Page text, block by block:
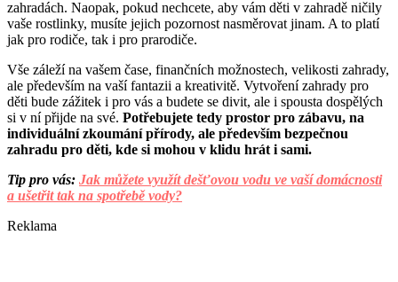
zahradách. Naopak, pokud nechcete, aby vám děti v zahradě ničily
vaše rostlinky, musíte jejich pozornost nasměrovat jinam. A to platí
jak pro rodiče, tak i pro prarodiče.
Vše záleží na vašem čase, finančních možnostech, velikosti zahrady,
ale především na vaší fantazii a kreativitě. Vytvoření zahrady pro
děti bude zážitek i pro vás a budete se divit, ale i spousta dospělých
si v ní přijde na své. Potřebujete tedy prostor pro zábavu, na
individuální zkoumání přírody, ale především bezpečnou
zahradu pro děti, kde si mohou v klidu hrát i sami.
Tip pro vás: Jak můžete využít dešťovou vodu ve vaší domácnosti
a ušetřit tak na spotřebě vody?
Reklama